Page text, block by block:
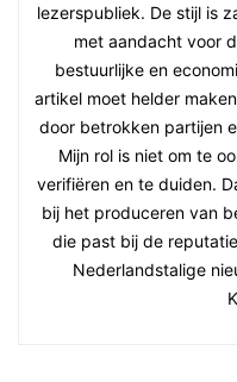
lezerspubliek. De stijl is
met aandacht voor
bestuurlijke en
artikel moet helder
door betrokken partijen
Mijn rol is niet om te
verifiëren en te duiden.
bij het produceren van
die past bij de
Nederlandstalige